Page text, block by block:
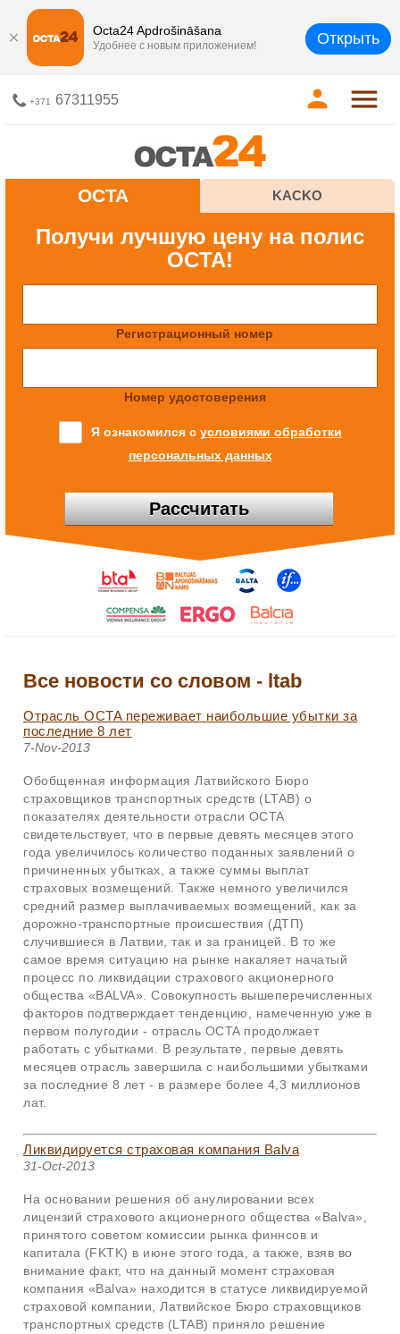
Octa24 Apdrošināšana
Удобнее с новым приложением! Открыть
+371 67311955
OCTA KACKO
Получи лучшую цену на полис
OCTA!
Регистрационный номер
Номер удостоверения
Я ознакомился с условиями обработки
персональных данных
Рассчитать
Все новости со словом - ltab
Отрасль OCTA переживает наибольшие убытки за
последние 8 лет
7-Nov-2013
Обобщенная информация Латвийского Бюро
страховщиков транспортных средств (LTAB) о
показателях деятельности отрасли OCTA
свидетельствует, что в первые девять месяцев этого
года увеличилось количество поданных заявлений о
причиненных убытках, а также суммы выплат
страховых возмещений. Также немного увеличился
средний размер выплачиваемых возмещений, как за
дорожно-транспортные происшествия (ДТП)
случившиеся в Латвии, так и за границей. В то же
самое время ситуацию на рынке накаляет начатый
процесс по ликвидации страхового акционерного
общества «BALVA». Совокупность вышеперечисленных
факторов подтверждает тенденцию, намеченную уже в
первом полугодии - отрасль OCTA продолжает
работать с убытками. В результате, первые девять
месяцев отрасль завершила с наибольшими убытками
за последние 8 лет - в размере более 4,3 миллионов
лат.
Ликвидируется страховая компания Balva
31-Oct-2013
На основании решения об анулировании всех
лицензий страхового акционерного общества «Balva»,
принятого советом комиссии рынка финнсов и
капитала (FKTK) в июне этого года, а также, взяв во
внимание факт, что на данный момент страховая
компания «Balva» находится в статусе ликвидируемой
страховой компании, Латвийское Бюро страховщиков
транспортных средств (LTAB) приняло решение